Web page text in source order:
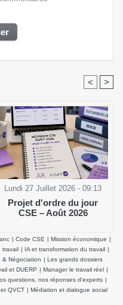
< >
Lundi 27 Juillet 2026 - 09:13
Projet d'ordre du jour
CSE – Août 2026
| Code CSE | Mission économique |
travail | IA et transformation du travail |
& Négociation | Les grands dossiers
et DUERP | Manager le travail réel |
questions, nos réponses d'experts |
QVCT | Médiation et dialogue social